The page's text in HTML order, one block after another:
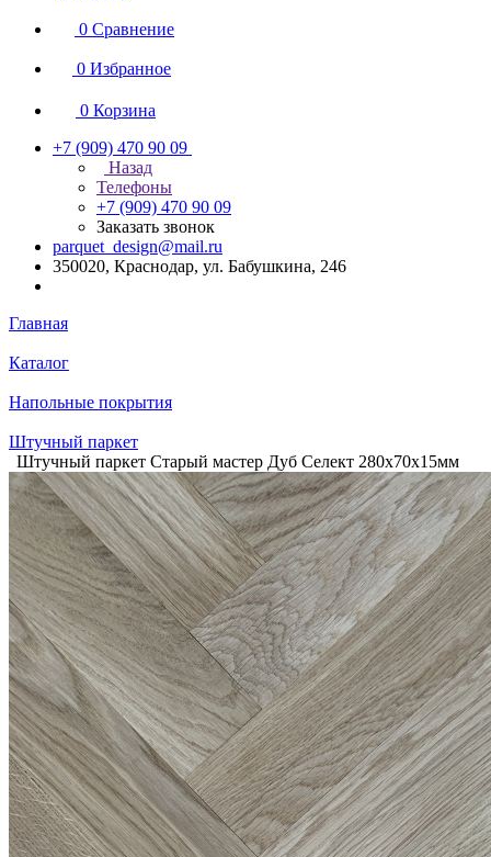
0 Сравнение
0 Избранное
0 Корзина
+7 (909) 470 90 09
Назад
Телефоны
+7 (909) 470 90 09
Заказать звонок
parquet_design@mail.ru
350020, Краснодар, ул. Бабушкина, 246
Главная
Каталог
Напольные покрытия
Штучный паркет
Штучный паркет Старый мастер Дуб Селект 280х70х15мм